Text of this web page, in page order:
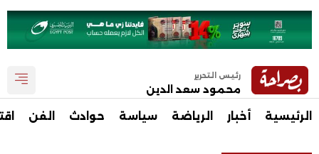
رئيس التحرير
محمود سعد الدين
الرئيسية أخبار الرياضة سياسة حوادث الفن